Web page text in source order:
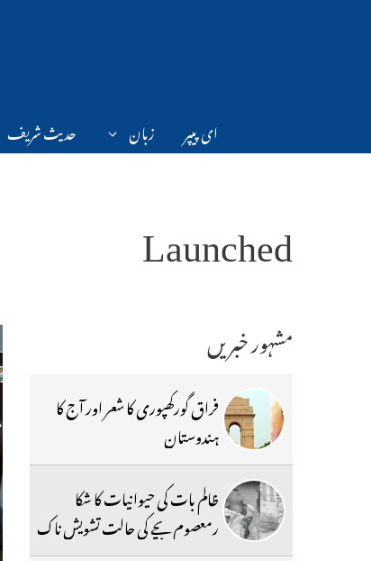
ای پیپر زبان حدیث شریف
Launched
مشہور خبریں
فراق گورکھپوری کا شعر اور آج کا
ہندوستان
ظالم بات کی حیوانیات کا شکا
رمعصوم بچے کی حالت تشویش ناک